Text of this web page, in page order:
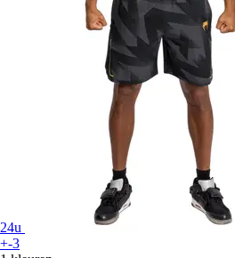
24u
+-3